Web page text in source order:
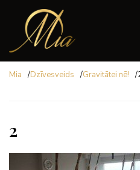
Mia /Dzīvesveids /Gravitātei nē! /
2